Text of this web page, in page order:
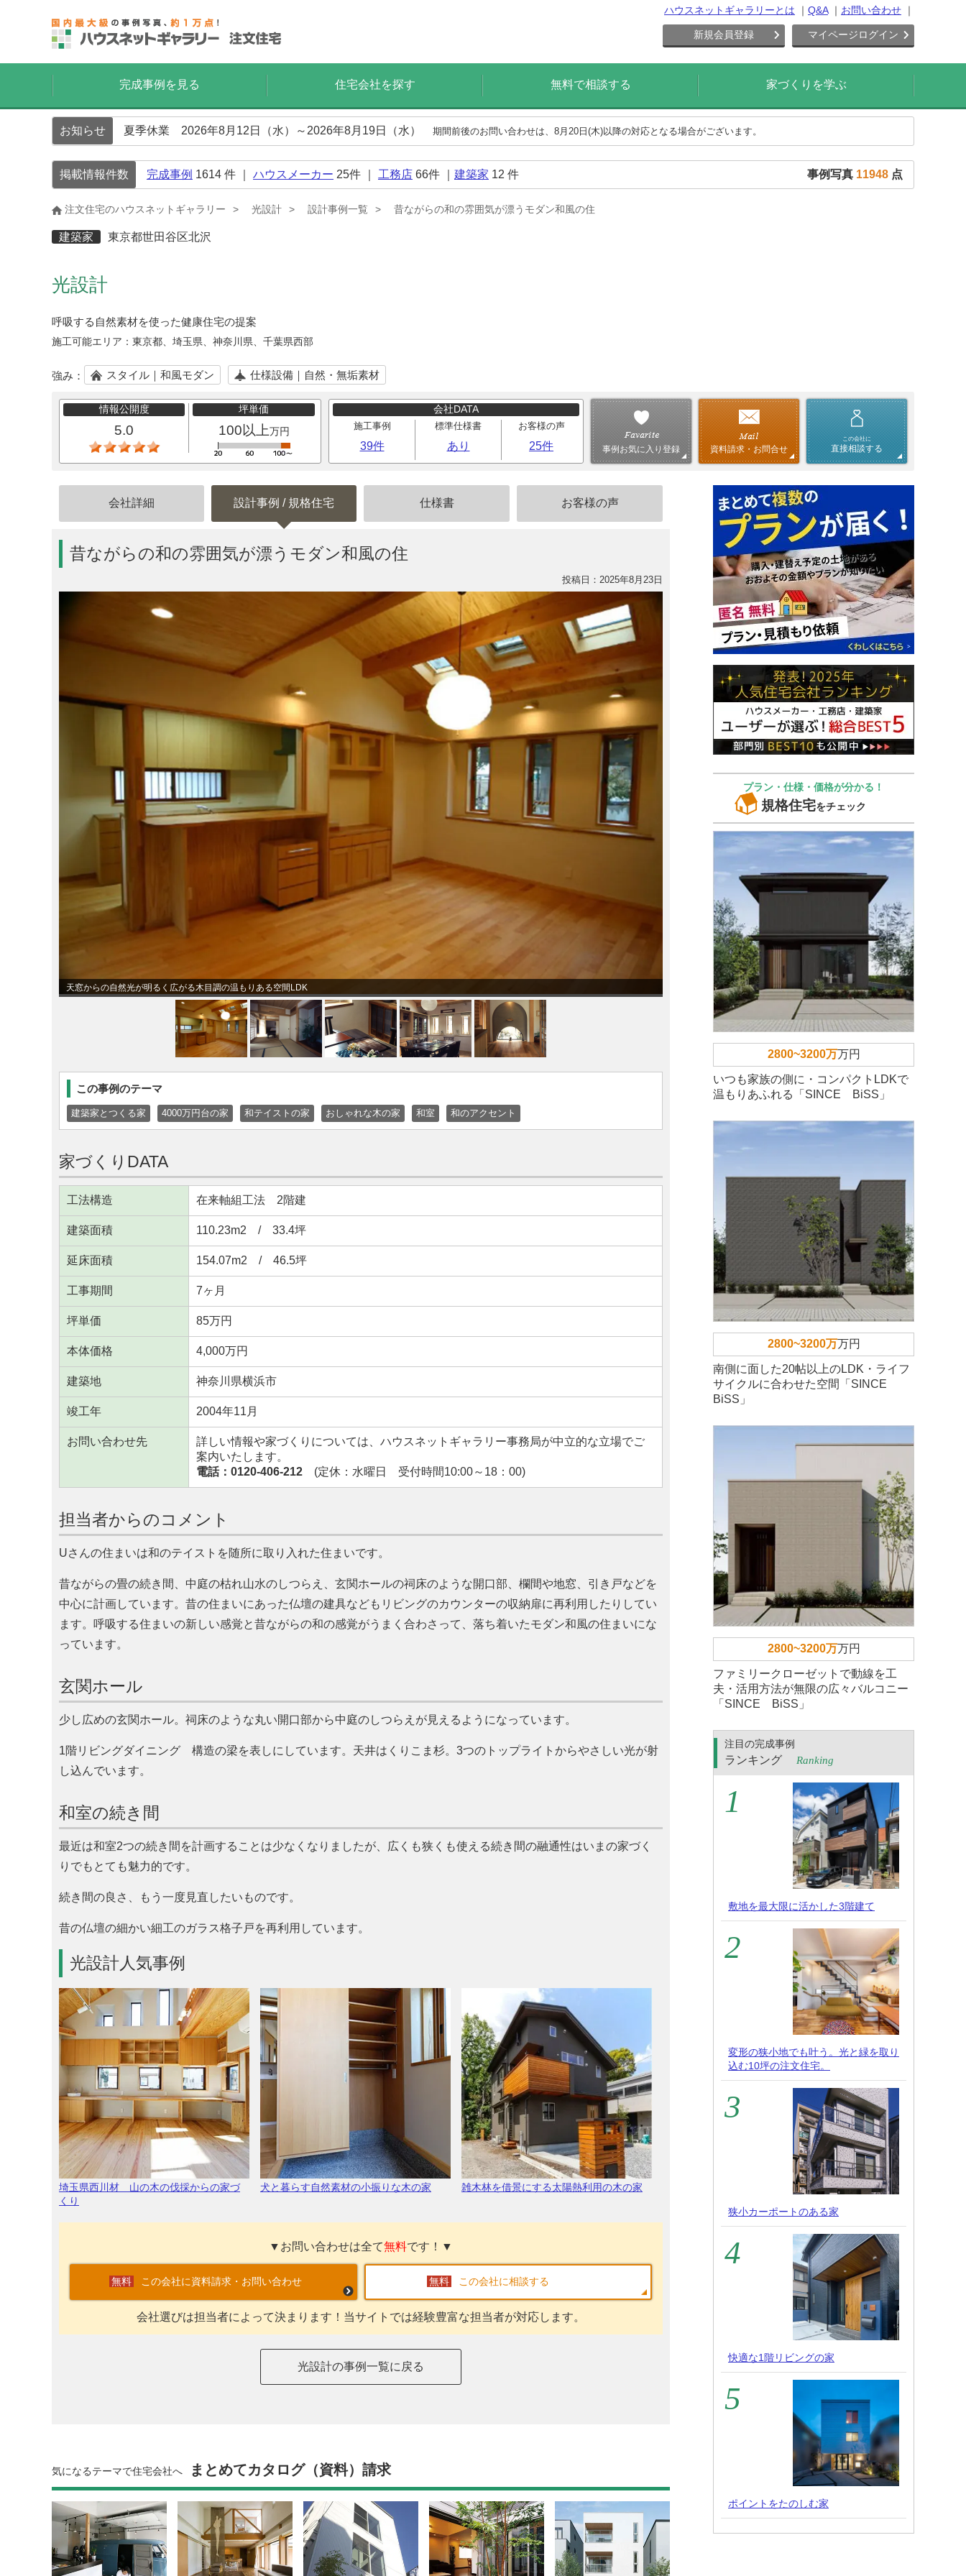
ハウスネットギャラリーとは Q&A お問い合わせ
新規会員登録 マイページログイン
完成事例を見る 住宅会社を探す 無料で相談する 家づくりを学ぶ
お知らせ 夏季休業 2026年8月12日（水）～2026年8月19日（水） 期間前後のお問い合わせは、8月20日(木)以降の対応となる場合がございます。
掲載情報件数 完成事例 1614 件 ｜ ハウスメーカー 25件 ｜ 工務店 66件 ｜ 建築家 12 件 事例写真 11948 点
注文住宅のハウスネットギャラリー 光設計 設計事例一覧 昔ながらの和の雰囲気が漂うモダン和風の住
建築家 東京都世田谷区北沢
光設計
呼吸する自然素材を使った健康住宅の提案
施工可能エリア： 東京都、埼玉県、神奈川県、千葉県西部
強み： スタイル｜和風モダン 仕様設備｜自然・無垢素材
情報公開度
5.0
坪単価
100以上万円
会社DATA
施工事例
39件
標準仕様書
あり
お客様の声
25件 事例お気に入り登録 資料請求・お問合せ
この会社に
直接相談する
会社詳細 設計事例 / 規格住宅 仕様書 お客様の声
昔ながらの和の雰囲気が漂うモダン和風の住
投稿日：2025年8月23日
天窓からの自然光が明るく広がる木目調の温もりある空間LDK
この事例のテーマ
建築家とつくる家 4000万円台の家 和テイストの家 おしゃれな木の家 和室 和のアクセント
家づくりDATA
工法構造 在来軸組工法 2階建
建築面積 110.23m2 / 33.4坪
延床面積 154.07m2 / 46.5坪
工事期間 7ヶ月
坪単価 85万円
本体価格 4,000万円
建築地 神奈川県横浜市
竣工年 2004年11月
お問い合わせ先
詳しい情報や家づくりについては、ハウスネットギャラリー事務局が中立的な立場でご
案内いたします。
電話：0120-406-212 (定休：水曜日 受付時間10:00～18：00)
担当者からのコメント
Uさんの住まいは和のテイストを随所に取り入れた住まいです。
昔ながらの畳の続き間、中庭の枯れ山水のしつらえ、玄関ホールの祠床のような開口部、欄間や地窓、引き戸などを
中心に計画しています。昔の住まいにあった仏壇の建具などもリビングのカウンターの収納扉に再利用したりしてい
ます。呼吸する住まいの新しい感覚と昔ながらの和の感覚がうまく合わさって、落ち着いたモダン和風の住まいにな
っています。
玄関ホール
少し広めの玄関ホール。祠床のような丸い開口部から中庭のしつらえが見えるようになっています。
1階リビングダイニング 構造の梁を表しにしています。天井はくりこま杉。3つのトップライトからやさしい光が射
し込んでいます。
和室の続き間
最近は和室2つの続き間を計画することは少なくなりましたが、広くも狭くも使える続き間の融通性はいまの家づく
りでもとても魅力的です。
続き間の良さ、もう一度見直したいものです。
昔の仏壇の細かい細工のガラス格子戸を再利用しています。
光設計人気事例
埼玉県西川材 山の木の伐採からの家づ
くり
犬と暮らす自然素材の小振りな木の家 雑木林を借景にする太陽熱利用の木の家
▼お問い合わせは全て無料です！▼
この会社に資料請求・お問い合わせ この会社に相談する
会社選びは担当者によって決まります！当サイトでは経験豊富な担当者が対応します。
光設計の事例一覧に戻る
気になるテーマで住宅会社へ まとめてカタログ（資料）請求
プラン・仕様・価格が分かる！
規格住宅をチェック
2800~3200万万円
いつも家族の側に・コンパクトLDKで
温もりあふれる「SINCE BiSS」
2800~3200万万円
南側に面した20帖以上のLDK・ライフ
サイクルに合わせた空間「SINCE
BiSS」
2800~3200万万円
ファミリークローゼットで動線を工
夫・活用方法が無限の広々バルコニー
「SINCE BiSS」
注目の完成事例
ランキング Ranking
敷地を最大限に活かした3階建て
変形の狭小地でも叶う。光と緑を取り
込む10坪の注文住宅。
狭小カーポートのある家
快適な1階リビングの家
ポイントをたのしむ家